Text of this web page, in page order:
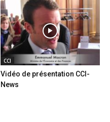
CCI
Vidéo de présentation CCI-
News